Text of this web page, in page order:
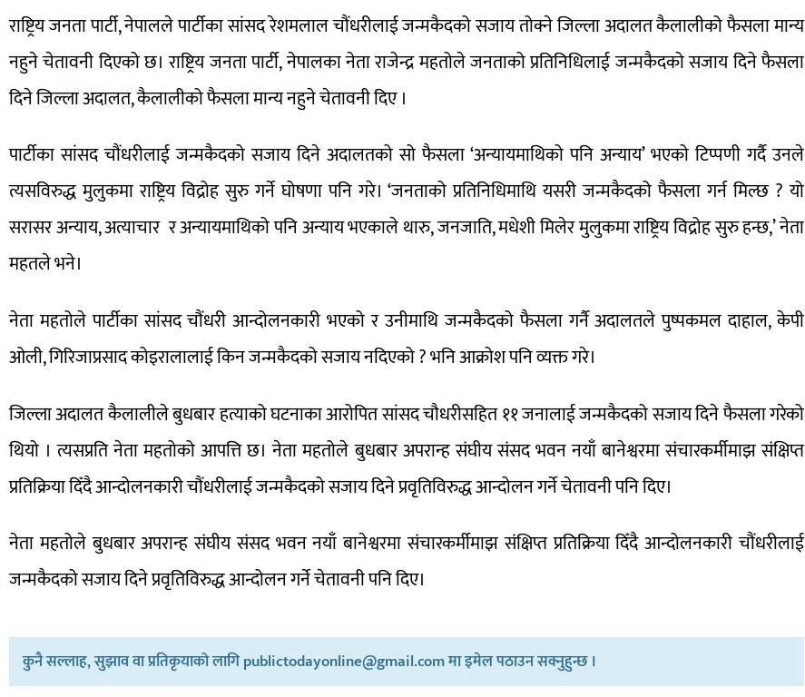
राष्ट्रिय जनता पार्टी, नेपालले पार्टीका सांसद रेशमलाल चौंधरीलाई जन्मकैदको सजाय तोक्ने जिल्ला अदालत कैलालीको फैसला मान्य
नहुने चेतावनी दिएको छ। राष्ट्रिय जनता पार्टी, नेपालका नेता राजेन्द्र महतोले जनताको प्रतिनिधिलाई जन्मकैदको सजाय दिने फैसला
दिने जिल्ला अदालत, कैलालीको फैसला मान्य नहुने चेतावनी दिए ।
पार्टीका सांसद चौंधरीलाई जन्मकैदको सजाय दिने अदालतको सो फैसला ‘अन्यायमाथिको पनि अन्याय’ भएको टिप्पणी गर्दै उनले
त्यसविरुद्ध मुलुकमा राष्ट्रिय विद्रोह सुरु गर्ने घोषणा पनि गरे। ‘जनताको प्रतिनिधिमाथि यसरी जन्मकैदको फैसला गर्न मिल्छ ? यो
सरासर अन्याय, अत्याचार र अन्यायमाथिको पनि अन्याय भएकाले थारु, जनजाति, मधेशी मिलेर मुलुकमा राष्ट्रिय विद्रोह सुरु हन्छ,’ नेता
महतले भने।
नेता महतोले पार्टीका सांसद चौंधरी आन्दोलनकारी भएको र उनीमाथि जन्मकैदको फैसला गर्नै अदालतले पुष्पकमल दाहाल, केपी
ओली, गिरिजाप्रसाद कोइरालालाई किन जन्मकैदको सजाय नदिएको ? भनि आक्रोश पनि व्यक्त गरे।
जिल्ला अदालत कैलालीले बुधबार हत्याको घटनाका आरोपित सांसद चौधरीसहित ११ जनालाई जन्मकैदको सजाय दिने फैसला गरेको
थियो । त्यसप्रति नेता महतोको आपत्ति छ। नेता महतोले बुधबार अपरान्ह संघीय संसद भवन नयाँ बानेश्वरमा संचारकर्मीमाझ संक्षिप्त
प्रतिक्रिया दिँदै आन्दोलनकारी चौंधरीलाई जन्मकैदको सजाय दिने प्रवृतिविरुद्ध आन्दोलन गर्ने चेतावनी पनि दिए।
नेता महतोले बुधबार अपरान्ह संघीय संसद भवन नयाँ बानेश्वरमा संचारकर्मीमाझ संक्षिप्त प्रतिक्रिया दिँदै आन्दोलनकारी चौंधरीलाई
जन्मकैदको सजाय दिने प्रवृतिविरुद्ध आन्दोलन गर्ने चेतावनी पनि दिए।
कुनै सल्लाह, सुझाव वा प्रतिकृयाको लागि publictodayonline@gmail.com मा इमेल पठाउन सक्नुहुन्छ ।